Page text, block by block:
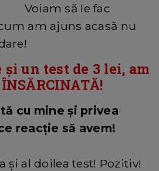
Voiam să le fac
am ajuns acasă nu
și un test de 3 lei, am
ÎNSĂRCINATĂ!
cu mine și privea
reacție să avem!
și al doilea test! Pozitiv!